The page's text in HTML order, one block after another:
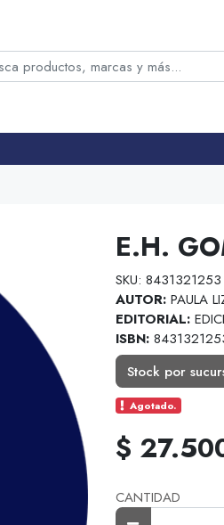
E.H.
SKU: 8431321253
AUTOR: PAULA
EDITORIAL:
ISBN:
Stock por
Agotado.
$
CANTIDAD